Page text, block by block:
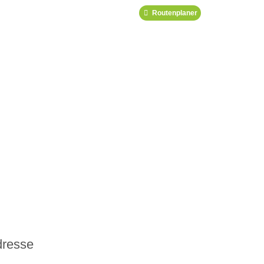
Routenplaner